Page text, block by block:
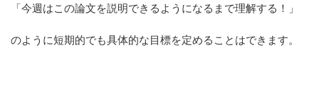
「今週はこの論文を説明できるようになるまで理解する！」
のように短期的でも具体的な目標を定めることはできます。